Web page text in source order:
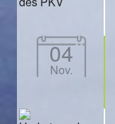
04
Nov.